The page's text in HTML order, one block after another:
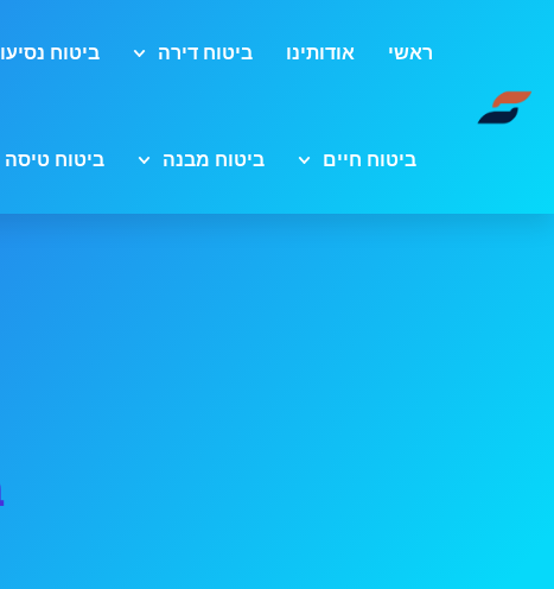
ראשי אודותינו ביטוח דירה ביטוח
ביטוח חיים ביטוח מבנה ביטוח טיסה